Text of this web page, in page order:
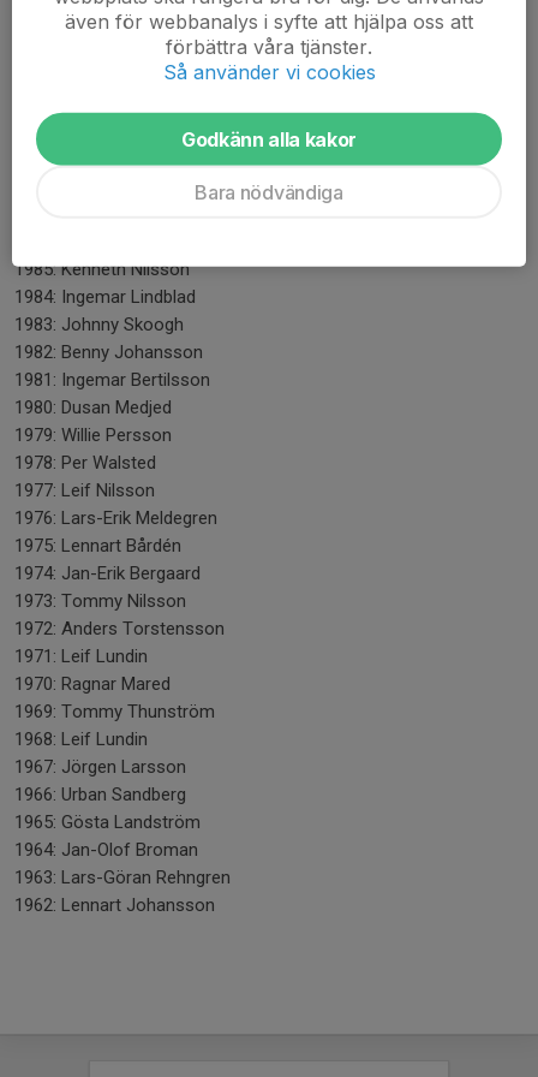
1994: Kent Persson
1993: Stefan Zacheja
1992: Mathias Eliasson
1990: Stefan Pettersson
1989: Stefan Pettersson
1985: Kenneth Nilsson
1984: Ingemar Lindblad
1983: Johnny Skoogh
1982: Benny Johansson
1981: Ingemar Bertilsson
1980: Dusan Medjed
1979: Willie Persson
1978: Per Walsted
1977: Leif Nilsson
1976: Lars-Erik Meldegren
1975: Lennart Bårdén
1974: Jan-Erik Bergaard
1973: Tommy Nilsson
1972: Anders Torstensson
1971: Leif Lundin
1970: Ragnar Mared
1969: Tommy Thunström
1968: Leif Lundin
1967: Jörgen Larsson
1966: Urban Sandberg
1965: Gösta Landström
1964: Jan-Olof Broman
1963: Lars-Göran Rehngren
1962: Lennart Johansson
även för webbanalys i syfte att hjälpa oss att
förbättra våra tjänster.
Så använder vi cookies
Godkänn alla kakor
Bara nödvändiga